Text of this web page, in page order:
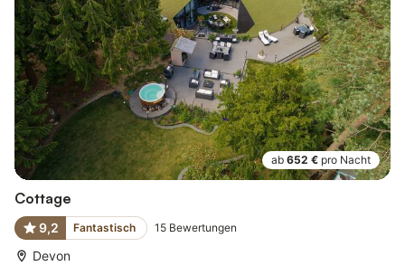
ab 652 € pro Nacht
Cottage
9,2 Fantastisch 15 Bewertungen
Devon